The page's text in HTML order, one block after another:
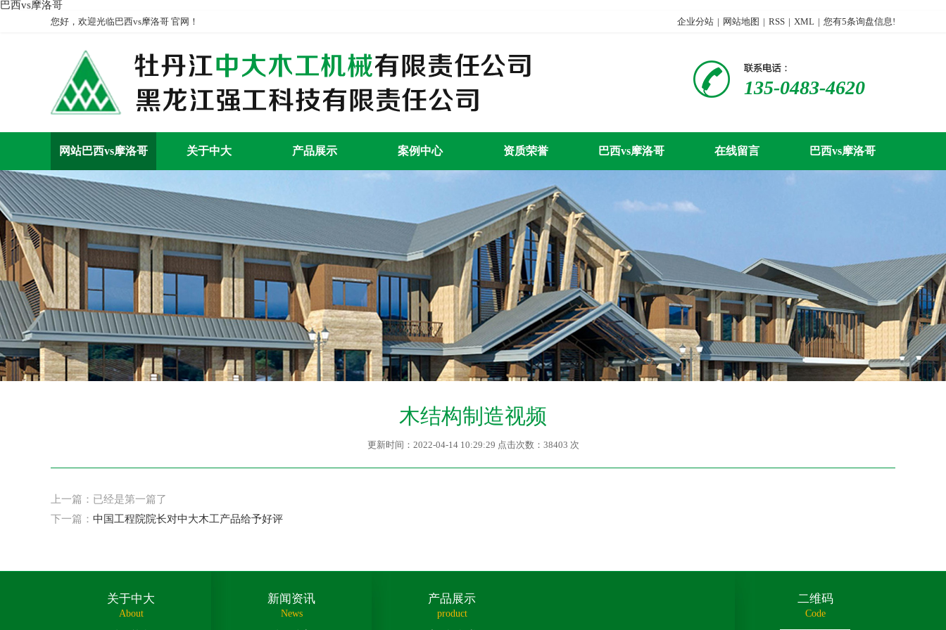
巴西vs摩洛哥
您好，欢迎光临巴西vs摩洛哥 官网！ 企业分站 | 网站地图 | RSS | XML | 您有5条询盘信息!
135-0483-4620
网站巴西vs摩洛哥 关于中大 产品展示 案例中心 资质荣誉 巴西vs摩洛哥 在线留言 巴西vs摩洛哥
木结构制造视频
更新时间：2022-04-14 10:29:29 点击次数：38403 次
上一篇：已经是第一篇了
下一篇： 中国工程院院长对中大木工产品给予好评
关于中大
About
新闻资讯
News
产品展示
product
二维码
Code